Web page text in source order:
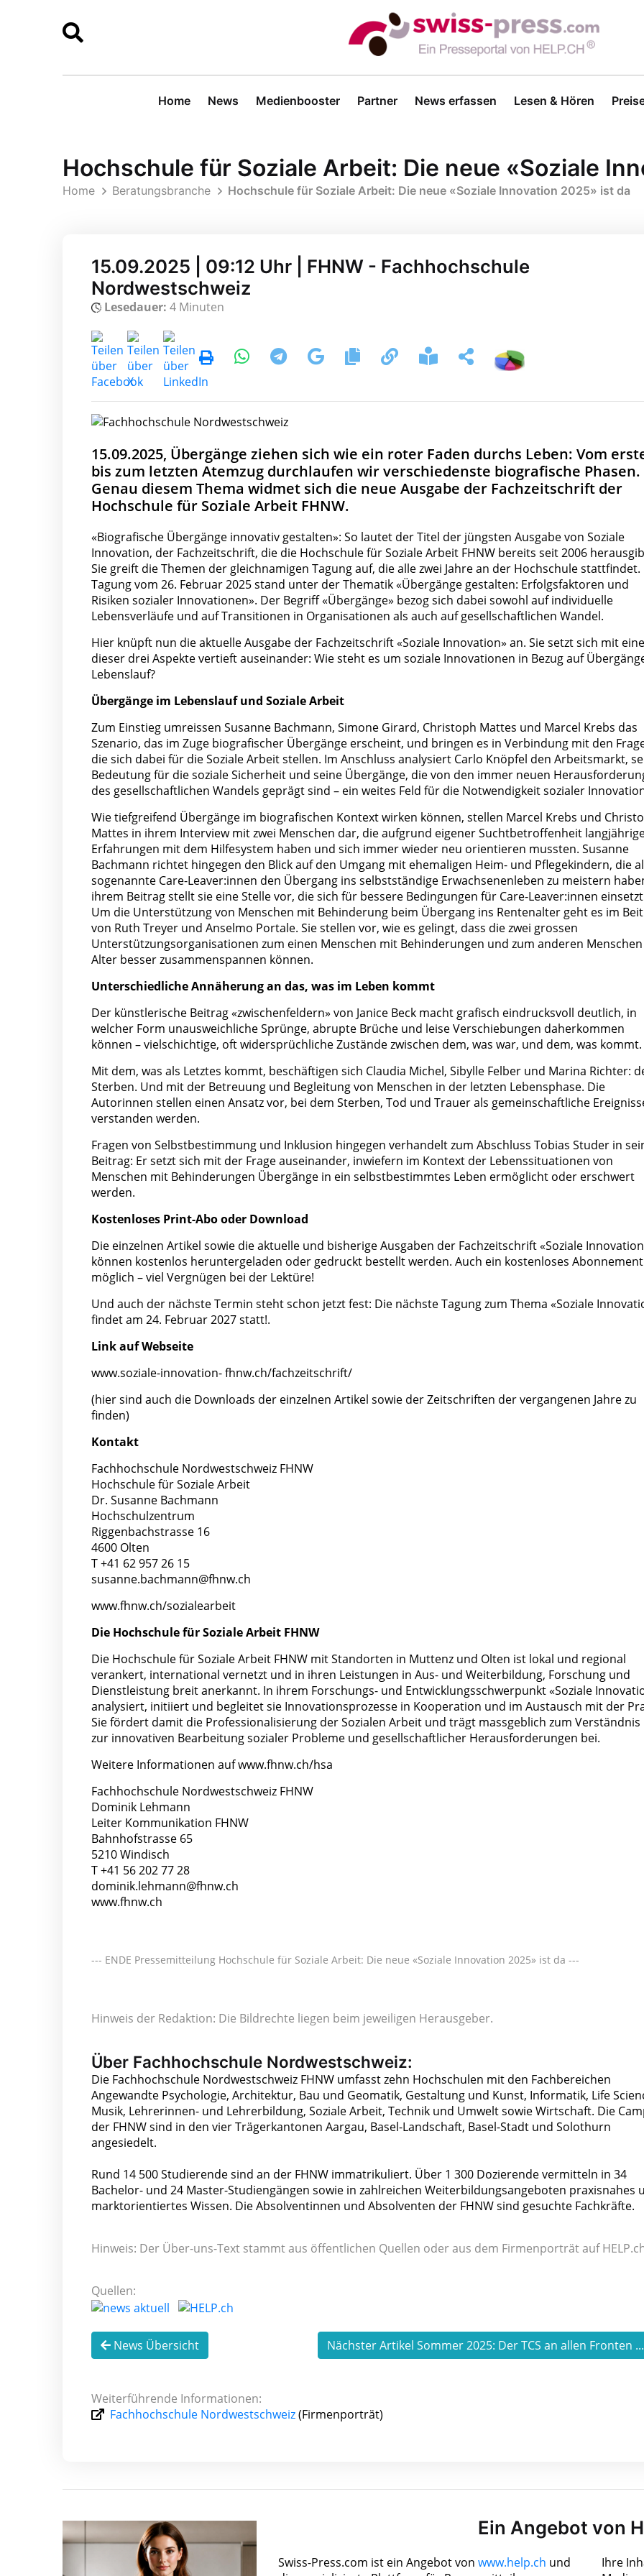
Home News Medienbooster Partner News erfassen Lesen & Hören
Hochschule für Soziale Arbeit: Die neue «Soziale
Home Beratungsbranche Hochschule für Soziale Arbeit: Die neue «Soziale Innovation 2025» ist da
15.09.2025 | 09:12 Uhr | FHNW - Fachhochschule
Nordwestschweiz
Lesedauer: 4 Minuten
15.09.2025, Übergänge ziehen sich wie ein roter Faden durchs Leben: Vom
bis zum letzten Atemzug durchlaufen wir verschiedenste biografische Phasen.
Genau diesem Thema widmet sich die neue Ausgabe der Fachzeitschrift der
Hochschule für Soziale Arbeit FHNW.
«Biografische Übergänge innovativ gestalten»: So lautet der Titel der jüngsten Ausgabe von Soziale
Innovation, der Fachzeitschrift, die die Hochschule für Soziale Arbeit FHNW bereits seit 2006
Sie greift die Themen der gleichnamigen Tagung auf, die alle zwei Jahre an der Hochschule stattfindet.
Tagung vom 26. Februar 2025 stand unter der Thematik «Übergänge gestalten: Erfolgsfaktoren und
Risiken sozialer Innovationen». Der Begriff «Übergänge» bezog sich dabei sowohl auf individuelle
Lebensverläufe und auf Transitionen in Organisationen als auch auf gesellschaftlichen Wandel.
Hier knüpft nun die aktuelle Ausgabe der Fachzeitschrift «Soziale Innovation» an. Sie setzt sich mit
dieser drei Aspekte vertieft auseinander: Wie steht es um soziale Innovationen in Bezug auf
Lebenslauf?
Übergänge im Lebenslauf und Soziale Arbeit
Zum Einstieg umreissen Susanne Bachmann, Simone Girard, Christoph Mattes und Marcel Krebs das
Szenario, das im Zuge biografischer Übergänge erscheint, und bringen es in Verbindung mit den
die sich dabei für die Soziale Arbeit stellen. Im Anschluss analysiert Carlo Knöpfel den Arbeitsmarkt,
Bedeutung für die soziale Sicherheit und seine Übergänge, die von den immer neuen
des gesellschaftlichen Wandels geprägt sind – ein weites Feld für die Notwendigkeit sozialer
Wie tiefgreifend Übergänge im biografischen Kontext wirken können, stellen Marcel Krebs und
Mattes in ihrem Interview mit zwei Menschen dar, die aufgrund eigener Suchtbetroffenheit
Erfahrungen mit dem Hilfesystem haben und sich immer wieder neu orientieren mussten. Susanne
Bachmann richtet hingegen den Blick auf den Umgang mit ehemaligen Heim- und Pflegekindern, die
sogenannte Care-Leaver:innen den Übergang ins selbstständige Erwachsenenleben zu meistern
ihrem Beitrag stellt sie eine Stelle vor, die sich für bessere Bedingungen für Care-Leaver:innen
Um die Unterstützung von Menschen mit Behinderung beim Übergang ins Rentenalter geht es im
von Ruth Treyer und Anselmo Portale. Sie stellen vor, wie es gelingt, dass die zwei grossen
Unterstützungsorganisationen zum einen Menschen mit Behinderungen und zum anderen
Alter besser zusammenspannen können.
Unterschiedliche Annäherung an das, was im Leben kommt
Der künstlerische Beitrag «zwischenfeldern» von Janice Beck macht grafisch eindrucksvoll deutlich, in
welcher Form unausweichliche Sprünge, abrupte Brüche und leise Verschiebungen daherkommen
können – vielschichtige, oft widersprüchliche Zustände zwischen dem, was war, und dem, was kommt.
Mit dem, was als Letztes kommt, beschäftigen sich Claudia Michel, Sibylle Felber und Marina Richter:
Sterben. Und mit der Betreuung und Begleitung von Menschen in der letzten Lebensphase. Die
Autorinnen stellen einen Ansatz vor, bei dem Sterben, Tod und Trauer als gemeinschaftliche
verstanden werden.
Fragen von Selbstbestimmung und Inklusion hingegen verhandelt zum Abschluss Tobias Studer in
Beitrag: Er setzt sich mit der Frage auseinander, inwiefern im Kontext der Lebenssituationen von
Menschen mit Behinderungen Übergänge in ein selbstbestimmtes Leben ermöglicht oder erschwert
werden.
Kostenloses Print-Abo oder Download
Die einzelnen Artikel sowie die aktuelle und bisherige Ausgaben der Fachzeitschrift «Soziale
können kostenlos heruntergeladen oder gedruckt bestellt werden. Auch ein kostenloses
möglich – viel Vergnügen bei der Lektüre!
Und auch der nächste Termin steht schon jetzt fest: Die nächste Tagung zum Thema «Soziale
findet am 24. Februar 2027 statt!.
Link auf Webseite
www.soziale-innovation- fhnw.ch/fachzeitschrift/
(hier sind auch die Downloads der einzelnen Artikel sowie der Zeitschriften der vergangenen Jahre zu
finden)
Kontakt
Fachhochschule Nordwestschweiz FHNW
Hochschule für Soziale Arbeit
Dr. Susanne Bachmann
Hochschulzentrum
Riggenbachstrasse 16
4600 Olten
T +41 62 957 26 15
susanne.bachmann@fhnw.ch
www.fhnw.ch/sozialearbeit
Die Hochschule für Soziale Arbeit FHNW
Die Hochschule für Soziale Arbeit FHNW mit Standorten in Muttenz und Olten ist lokal und regional
verankert, international vernetzt und in ihren Leistungen in Aus- und Weiterbildung, Forschung und
Dienstleistung breit anerkannt. In ihrem Forschungs- und Entwicklungsschwerpunkt «Soziale
analysiert, initiiert und begleitet sie Innovationsprozesse in Kooperation und im Austausch mit der
Sie fördert damit die Professionalisierung der Sozialen Arbeit und trägt massgeblich zum Verständnis
zur innovativen Bearbeitung sozialer Probleme und gesellschaftlicher Herausforderungen bei.
Weitere Informationen aufwww.fhnw.ch/hsa
Fachhochschule Nordwestschweiz FHNW
Dominik Lehmann
Leiter Kommunikation FHNW
Bahnhofstrasse 65
5210 Windisch
T +41 56 202 77 28
dominik.lehmann@fhnw.ch
www.fhnw.ch
--- ENDE Pressemitteilung Hochschule für Soziale Arbeit: Die neue «Soziale Innovation 2025» ist da ---
Hinweis der Redaktion: Die Bildrechte liegen beim jeweiligen Herausgeber.
Über Fachhochschule Nordwestschweiz:
Die Fachhochschule Nordwestschweiz FHNW umfasst zehn Hochschulen mit den Fachbereichen
Angewandte Psychologie, Architektur, Bau und Geomatik, Gestaltung und Kunst, Informatik, Life
Musik, Lehrerinnen- und Lehrerbildung, Soziale Arbeit, Technik und Umwelt sowie Wirtschaft. Die
der FHNW sind in den vier Trägerkantonen Aargau, Basel-Landschaft, Basel-Stadt und Solothurn
angesiedelt.
Rund 14 500 Studierende sind an der FHNW immatrikuliert. Über 1 300 Dozierende vermitteln in 34
Bachelor- und 24 Master-Studiengängen sowie in zahlreichen Weiterbildungsangeboten praxisnahes
marktorientiertes Wissen. Die Absolventinnen und Absolventen der FHNW sind gesuchte Fachkräfte.
Hinweis: Der Über-uns-Text stammt aus öffentlichen Quellen oder aus dem Firmenporträt auf
Quellen:
News Übersicht Nächster Artikel Sommer 2025: Der TCS an allen Fronten
Weiterführende Informationen:
Fachhochschule Nordwestschweiz(Firmenporträt)
Ein Angebot von
Swiss-Press.com ist ein Angebot von www.help.ch und
Ihre